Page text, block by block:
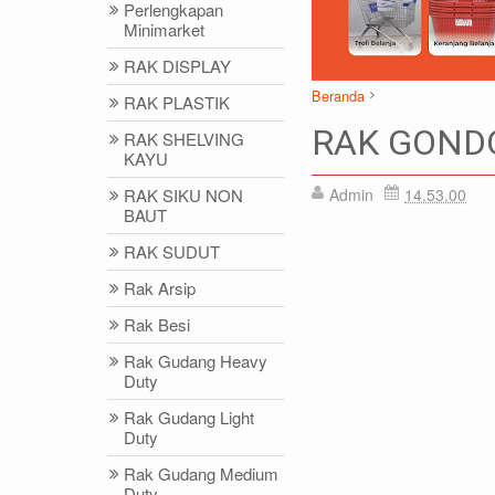
Beranda
Airmadidi
Ampana
Bolaang Uki
Boroko
Rak Minimarket
RAK
RAK
Admin 14.53.00
DIDIN - (021)87786434
0812-8855-1012(WA)
didin@rajarak.co.id
IDRIS -
Perlengkapan
Minimarket
RAK DISPLAY
RAK PLASTIK
RAK SHELVING
KAYU
RAK SIKU NON
BAUT
RAK SUDUT
Rak Arsip
Rak Besi
Rak Gudang Heavy
Duty
Rak Gudang Light
Duty
Rak Gudang Medium